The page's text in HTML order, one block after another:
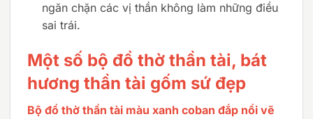
ngăn chặn các vị thần không làm những điều
sai trái.
Một số bộ đồ thờ thần tài, bát
hương thần tài gốm sứ đẹp
Bộ đồ thờ thần tài màu xanh coban đắp nổi vẽ